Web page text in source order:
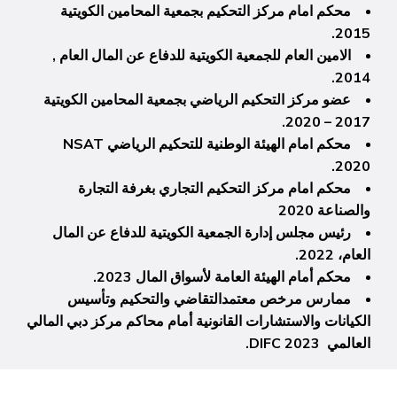
محكم امام مركز التحكيم بجمعية المحامين الكويتية
2015.
الامين العام للجمعية الكويتية للدفاع عن المال العام ,
2014.
عضو مركز التحكيم الرياضي بجمعية المحامين الكويتية
2017 – 2020.
محكم امام الهيئة الوطنية للتحكيم الرياضي NSAT
2020.
محكم امام مركز التحكيم التجاري بغرفة التجارة
والصناعة 2020
رئيس مجلس إدارة الجمعية الكويتية للدفاع عن المال
العام، 2022.
محكم أمام الهيئة العامة لأسواق المال 2023.
ممارس مرخص معتمدالتقاضي والتحكيم وتأسيس
الكيانات والاستشارات القانونية أمام محاكم مركز دبي المالي
العالمي DIFC 2023.